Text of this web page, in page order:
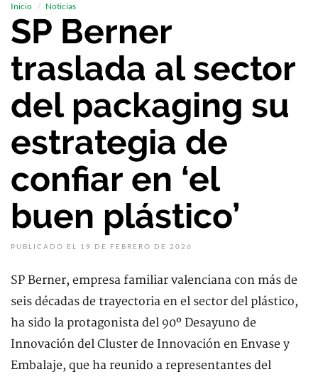
Inicio Noticias
SP Berner
traslada al sector
del packaging su
estrategia de
confiar en ‘el
buen plástico’
PUBLICADO EL 19 DE FEBRERO DE 2026
SP Berner, empresa familiar valenciana con más de
seis décadas de trayectoria en el sector del plástico,
ha sido la protagonista del 90º Desayuno de
Innovación del Cluster de Innovación en Envase y
Embalaje, que ha reunido a representantes del